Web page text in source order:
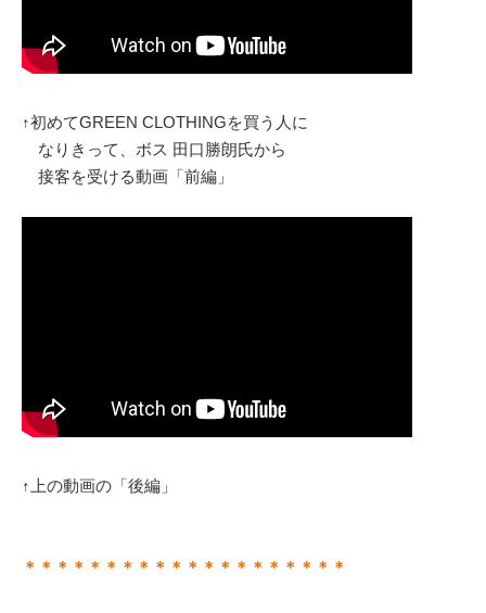
↑初めてGREEN CLOTHINGを買う人に
なりきって、ボス 田口勝朗氏から
接客を受ける動画「前編」
↑上の動画の「後編」
＊＊＊＊＊＊＊＊＊＊＊＊＊＊＊＊＊＊＊＊